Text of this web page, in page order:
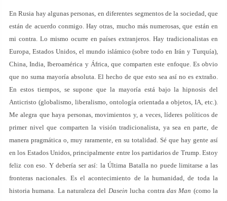
En Rusia hay algunas personas, en diferentes segmentos de la sociedad, que
están de acuerdo conmigo. Hay otras, mucho más numerosas, que están en
mi contra. Lo mismo ocurre en países extranjeros. Hay tradicionalistas en
Europa, Estados Unidos, el mundo islámico (sobre todo en Irán y Turquía),
China, India, Iberoamérica y África, que comparten este enfoque. Es obvio
que no suma mayoría absoluta. El hecho de que esto sea así no es extraño.
En estos tiempos, se supone que la mayoría está bajo la hipnosis del
Anticristo (globalismo, liberalismo, ontología orientada a objetos, IA, etc.).
Me alegra que haya personas, movimientos y, a veces, líderes políticos de
primer nivel que comparten la visión tradicionalista, ya sea en parte, de
manera pragmática o, muy raramente, en su totalidad. Sé que hay gente así
en los Estados Unidos, principalmente entre los partidarios de Trump. Estoy
feliz con eso. Y debería ser así: la Última Batalla no puede limitarse a las
fronteras nacionales. Es el acontecimiento de la humanidad, de toda la
historia humana. La naturaleza del Dasein lucha contra das Man (como la